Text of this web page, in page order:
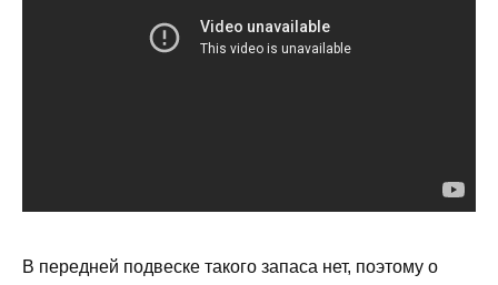
В передней подвеске такого запаса нет, поэтому о